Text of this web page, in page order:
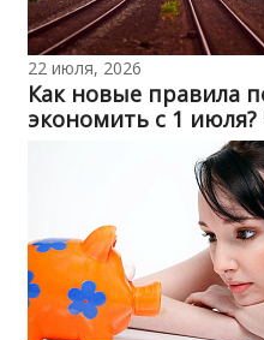
22 июля, 2026
Как новые правила
экономить с 1